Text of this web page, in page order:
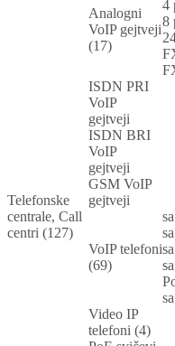
Telefonske
centrale, Call
centri (127)
Analogni
VoIP gejtveji
(17)
4
8
ISDN PRI
VoIP
gejtveji
ISDN BRI
VoIP
gejtveji
GSM VoIP
gejtveji
VoIP telefoni
(69)
Video IP
telefoni (4)